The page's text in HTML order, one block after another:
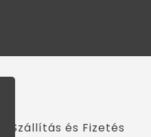
Szállítás és Fizetés